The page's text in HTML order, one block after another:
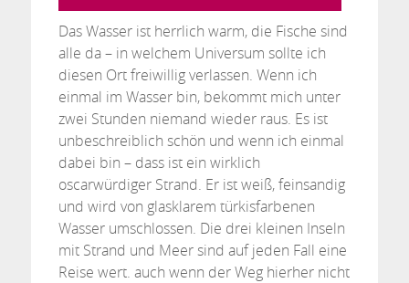
Das Wasser ist herrlich warm, die Fische sind
alle da – in welchem Universum sollte ich
diesen Ort freiwillig verlassen. Wenn ich
einmal im Wasser bin, bekommt mich unter
zwei Stunden niemand wieder raus. Es ist
unbeschreiblich schön und wenn ich einmal
dabei bin – dass ist ein wirklich
oscarwürdiger Strand. Er ist weiß, feinsandig
und wird von glasklarem türkisfarbenen
Wasser umschlossen. Die drei kleinen Inseln
mit Strand und Meer sind auf jeden Fall eine
Reise wert. auch wenn der Weg hierher nicht